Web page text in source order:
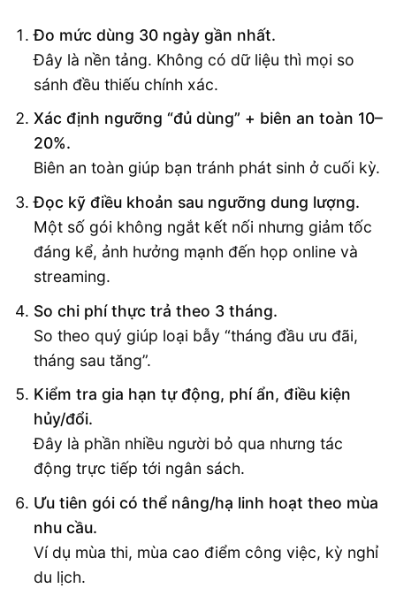
Đo mức dùng 30 ngày gần nhất.
Đây là nền tảng. Không có dữ liệu thì mọi so
sánh đều thiếu chính xác.
Xác định ngưỡng “đủ dùng” + biên an toàn 10–
20%.
Biên an toàn giúp bạn tránh phát sinh ở cuối kỳ.
Đọc kỹ điều khoản sau ngưỡng dung lượng.
Một số gói không ngắt kết nối nhưng giảm tốc
đáng kể, ảnh hưởng mạnh đến họp online và
streaming.
So chi phí thực trả theo 3 tháng.
So theo quý giúp loại bẫy “tháng đầu ưu đãi,
tháng sau tăng”.
Kiểm tra gia hạn tự động, phí ẩn, điều kiện
hủy/đổi.
Đây là phần nhiều người bỏ qua nhưng tác
động trực tiếp tới ngân sách.
Ưu tiên gói có thể nâng/hạ linh hoạt theo mùa
nhu cầu.
Ví dụ mùa thi, mùa cao điểm công việc, kỳ nghỉ
du lịch.